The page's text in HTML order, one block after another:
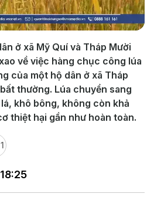
Video
ở xã Mỹ Quí và Tháp Mười
về việc hàng chục công lúa
của một hộ dân ở xã Tháp
thường. Lúa chuyển sang
khô bông, không còn khả
thiệt hại gần như hoàn toàn.
1